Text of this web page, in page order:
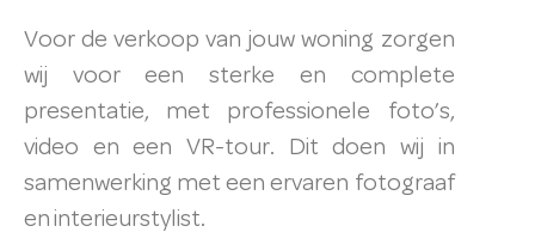
Voor de verkoop van jouw woning zorgen
wij voor een sterke en complete
presentatie, met professionele foto’s,
video en een VR-tour. Dit doen wij in
samenwerking met een ervaren fotograaf
en interieurstylist.